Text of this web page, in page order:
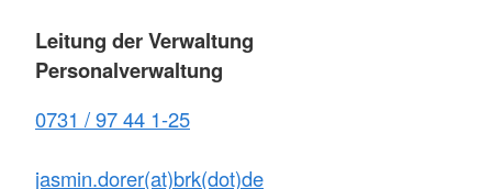
Leitung der Verwaltung
Personalverwaltung
0731 / 97 44 1-25
jasmin.dorer(at)brk(dot)de